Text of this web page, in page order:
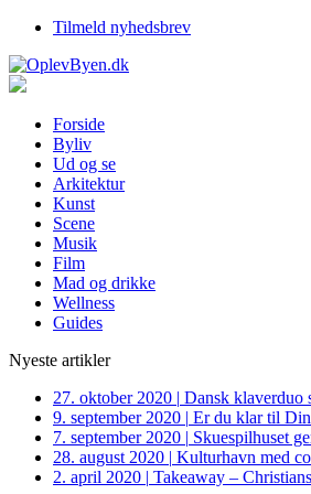
Tilmeld nyhedsbrev
Forside
Byliv
Ud og se
Arkitektur
Kunst
Scene
Musik
Film
Mad og drikke
Wellness
Guides
Nyeste artikler
27. oktober 2020 | Dansk klaverduo
9. september 2020 | Er du klar til
7. september 2020 | Skuespilhuset
28. august 2020 | Kulturhavn med
2. april 2020 | Takeaway –